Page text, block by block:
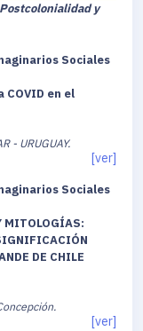
y
Sociales
COVID en el
- URUGUAY.
[ver]
Sociales
MITOLOGÍAS:
DE CHILE
[ver]